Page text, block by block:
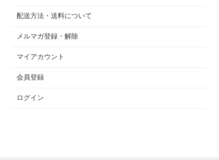
配送方法・送料について
メルマガ登録・解除
マイアカウント
会員登録
ログイン